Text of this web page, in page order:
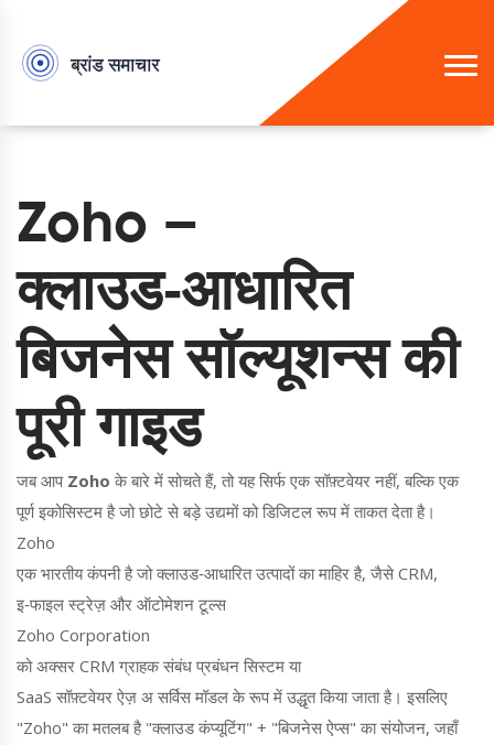
Zoho –
क्लाउड‑आधारित
बिजनेस सॉल्यूशन्स की
पूरी गाइड
जब आप Zoho के बारे में सोचते हैं, तो यह सिर्फ एक सॉफ़्टवेयर नहीं, बल्कि एक
पूर्ण इकोसिस्टम है जो छोटे से बड़े उद्यमों को डिजिटल रूप में ताकत देता है।
Zoho
एक भारतीय कंपनी है जो क्लाउड‑आधारित उत्पादों का माहिर है, जैसे CRM,
इ‑फाइल स्ट्रेज़ और ऑटोमेशन टूल्स
Zoho Corporation
को अक्सर CRM ग्राहक संबंध प्रबंधन सिस्टम या
SaaS सॉफ़्टवेयर ऐज़ अ सर्विस मॉडल के रूप में उद्धृत किया जाता है। इसलिए
"Zoho" का मतलब है "क्लाउड कंप्यूटिंग" + "बिजनेस ऐप्स" का संयोजन, जहाँ